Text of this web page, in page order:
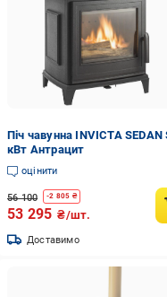
Піч чавунна INVICTA SEDAN
кВт Антрацит
оцінити
56 100 -2 805 ₴
53 295 ₴/шт.
Доставимо